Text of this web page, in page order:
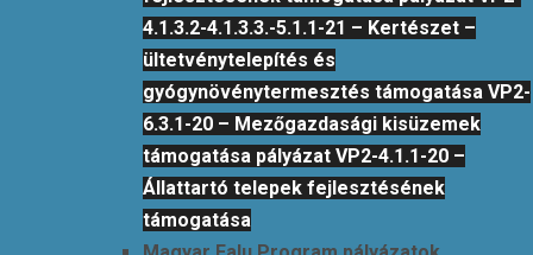
4.1.3.2-4.1.3.3.-5.1.1-21 – Kertészet –
ültetvénytelepítés és
gyógynövénytermesztés támogatása VP2-
6.3.1-20 – Mezőgazdasági kisüzemek
támogatása pályázat VP2-4.1.1-20 –
Állattartó telepek fejlesztésének
támogatása